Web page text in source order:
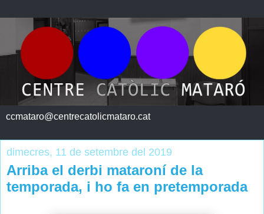
ccmataro@centrecatolicmataro.cat
dimecres, 11 de setembre del 2019
Arriba el derbi mataroní de la
temporada, i ho fa en pretemporada